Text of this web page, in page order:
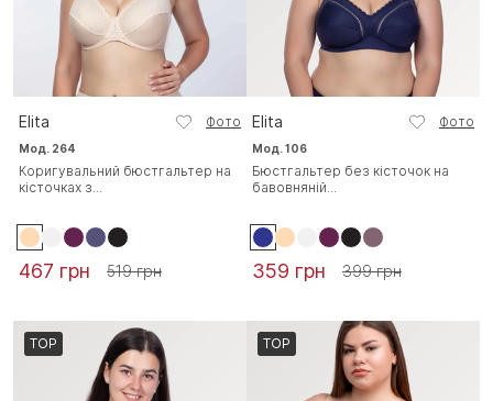
Elita Фото
Мод. 264
Коригувальний бюстгальтер на
кісточках з...
467 грн 519 грн
Elita Фото
Мод. 106
Бюстгальтер без кісточок на
бавовняній...
359 грн 399 грн
TOP TOP